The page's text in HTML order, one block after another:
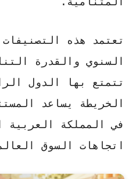
تعتمد هذه
السنوي والقدرة
تتمتع بها الدول
الخريطة يساعد
في المملكة العربية
اتجاهات السوق